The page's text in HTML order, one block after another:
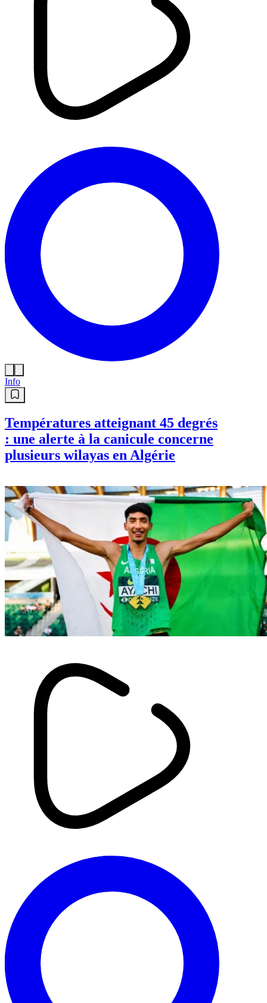
Info
Températures atteignant 45 degrés
: une alerte à la canicule concerne
plusieurs wilayas en Algérie